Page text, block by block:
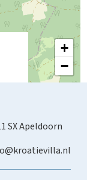
+
−
SX Apeldoorn